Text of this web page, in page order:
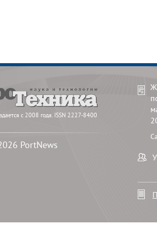
с 2008 года. ISSN 2227-8400
PortNews